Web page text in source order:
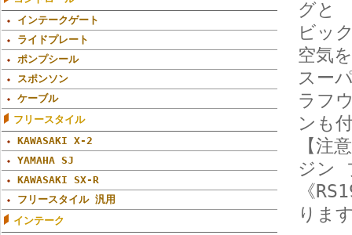
インテークゲート
ライドプレート
ポンプシール
スポンソン
ケーブル
フリースタイル
KAWASAKI X-2
YAMAHA SJ
KAWASAKI SX-R
フリースタイル 汎用
インテーク
グと
ビッ
空気
スー
ラフ
ンも
【注
ジン
《
りま